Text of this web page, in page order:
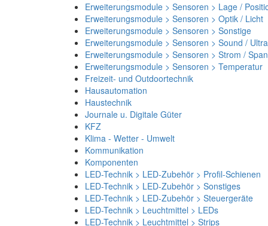
Erweiterungsmodule > Sensoren > Lage /
Erweiterungsmodule > Sensoren > Optik / Licht
Erweiterungsmodule > Sensoren > Sonstige
Erweiterungsmodule > Sensoren > Sound /
Erweiterungsmodule > Sensoren > Strom /
Erweiterungsmodule > Sensoren > Temperatur
Freizeit- und Outdoortechnik
Hausautomation
Haustechnik
Journale u. Digitale Güter
KFZ
Klima - Wetter - Umwelt
Kommunikation
Komponenten
LED-Technik > LED-Zubehör > Profil-Schienen
LED-Technik > LED-Zubehör > Sonstiges
LED-Technik > LED-Zubehör > Steuergeräte
LED-Technik > Leuchtmittel > LEDs
LED-Technik > Leuchtmittel > Strips